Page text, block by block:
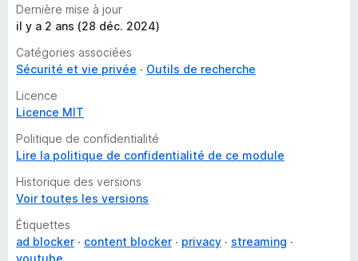
Dernière mise à jour
il y a 2 ans (28 déc. 2024)
Catégories associées
Sécurité et vie privée
Outils de recherche
Licence
Licence MIT
Politique de confidentialité
Lire la politique de confidentialité de ce module
Historique des versions
Voir toutes les versions
Étiquettes
ad blocker
content blocker privacy
streaming
youtube